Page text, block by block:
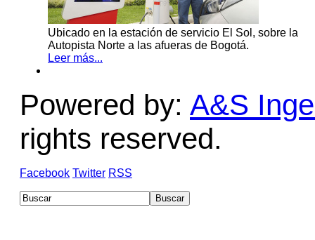
Ubicado en la estación de servicio El Sol, sobre la
Autopista Norte a las afueras de Bogotá.
Leer más...
Powered by: A&S
rights reserved.
Facebook Twitter RSS